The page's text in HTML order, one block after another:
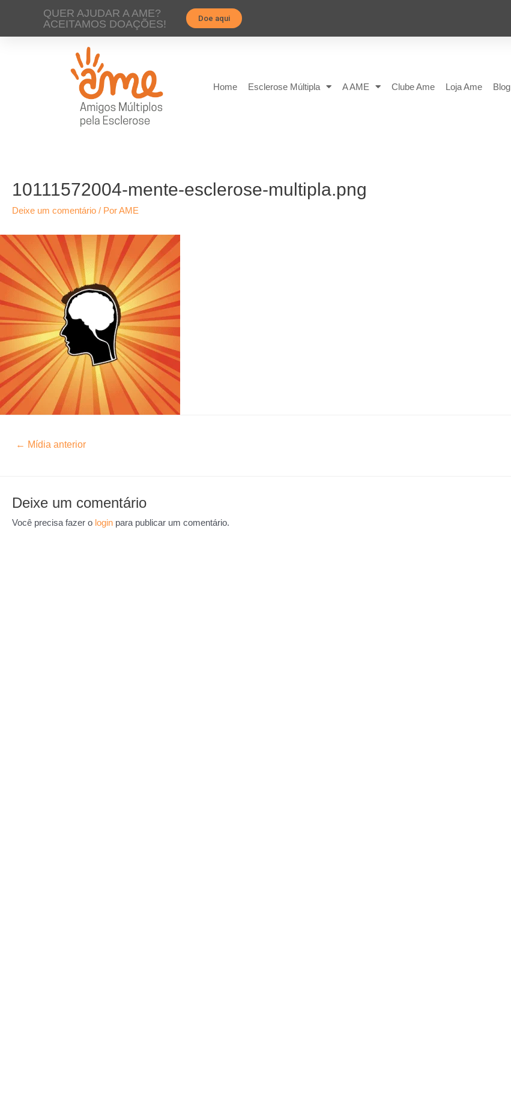
QUER AJUDAR A AME?
ACEITAMOS DOAÇÕES!
Doe aqui
Home Esclerose Múltipla A AME Clube Ame Loja Ame Blog
10111572004-mente-esclerose-multipla.png
Deixe um comentário / PorAME
← Mídia anterior
Deixe um comentário
Você precisa fazer o login para publicar um comentário.